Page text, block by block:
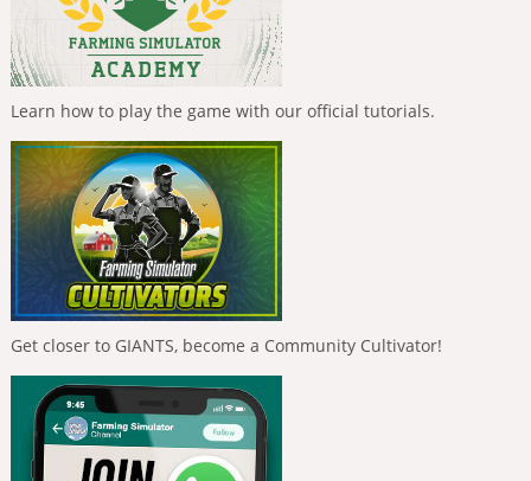
Learn how to play the game with our official tutorials.
Get closer to GIANTS, become a Community Cultivator!